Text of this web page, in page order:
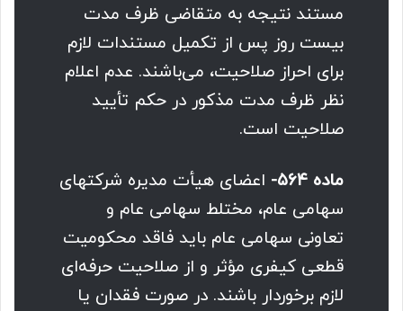
مستند نتیجه به متقاضی ظرف مدت
بیست روز پس از تکمیل مستندات لازم
برای احراز صلاحیت، می‌باشند. عدم اعلام
نظر ظرف مدت مذکور در حکم تأیید
صلاحیت است.
ماده ۵۶۴-
اعضای هیأت مدیره شرکتهای
سهامی عام، مختلط سهامی عام و
تعاونی سهامی عام باید فاقد محکومیت
قطعی کیفری مؤثر و از صلاحیت حرفه‌ای
لازم برخوردار باشند. در صورت فقدان یا